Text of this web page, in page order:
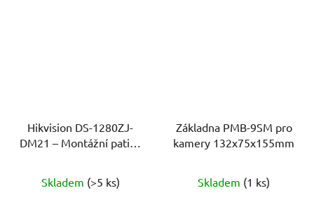
Hikvision DS-1280ZJ-
DM21 – Montážní patice
Skladem (>5 ks)
Základna PMB-9SM pro
kamery 132х75x155mm
Skladem (1 ks)